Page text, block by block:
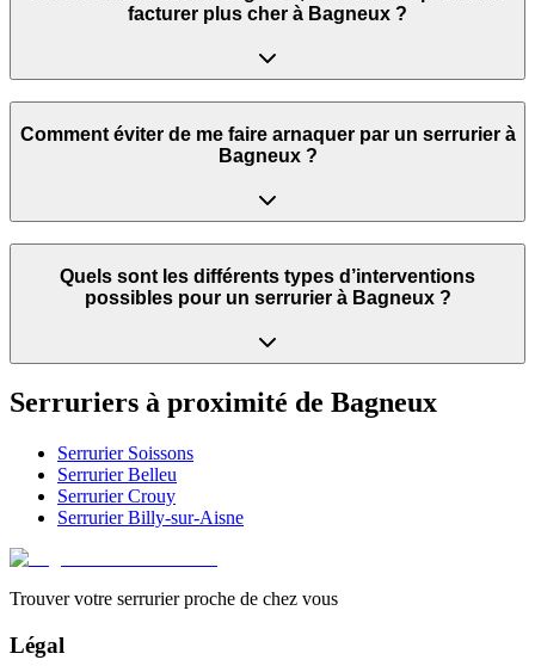
facturer plus cher à Bagneux ?
Comment éviter de me faire arnaquer par un serrurier à
Bagneux ?
Quels sont les différents types d’interventions
possibles pour un serrurier à Bagneux ?
Serruriers à proximité de Bagneux
Serrurier Soissons
SerrurierBelleu
SerrurierCrouy
SerrurierBilly-sur-Aisne
Trouver votre serrurier proche de chez vous
Légal